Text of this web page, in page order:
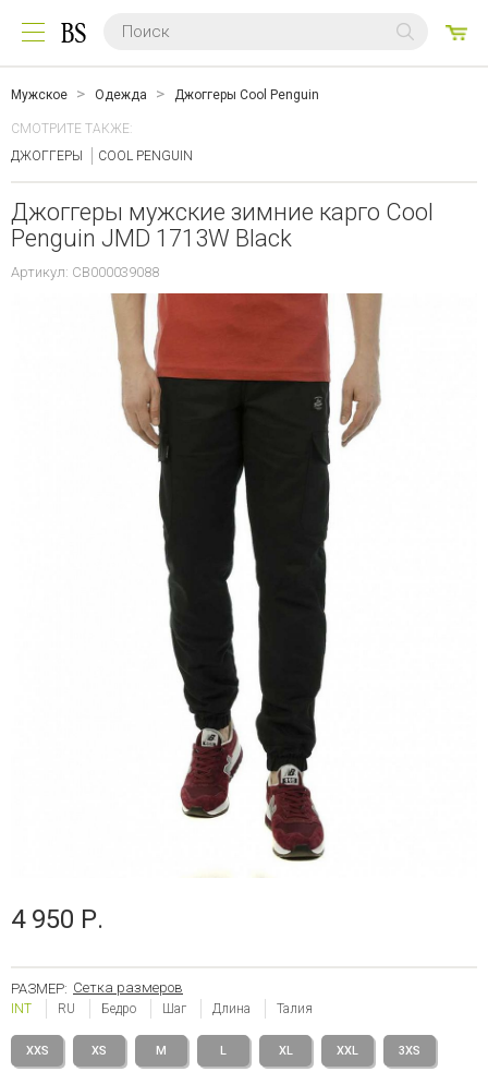
Мужское Одежда Джоггеры Cool Penguin
СМОТРИТЕ ТАКЖЕ:
ДЖОГГЕРЫ
COOL PENGUIN
Джоггеры мужские зимние карго Cool
Penguin JMD 1713W Black
Артикул: CB000039088
4 950 Р.
РАЗМЕР: Сетка размеров
INT RU Бедро Шаг Длина Талия
XXS XS M L XL XXL 3XS